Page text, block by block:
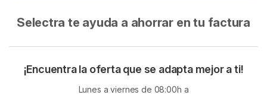
Selectra te ayuda a ahorrar en tu factura
¡Encuentra la oferta que se adapta mejor a ti!
Lunes a viernes de 08:00h a